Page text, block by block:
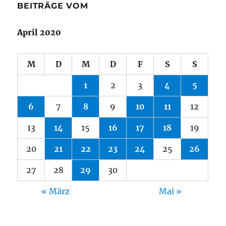
BEITRÄGE VOM
April 2020
M D M D F S S
1 2 3 4 5
6 7 8 9 10 11 12
13 14 15 16 17 18 19
20 21 22 23 24 25 26
27 28 29 30
« März Mai »